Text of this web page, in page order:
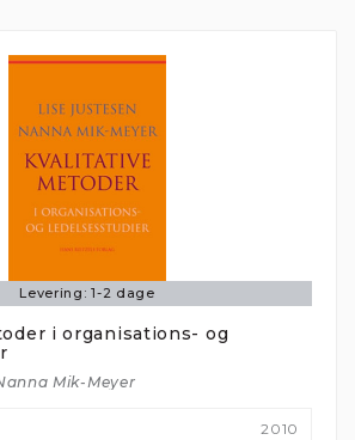
Vis detaljer
Levering: 1-2 dage
i organisations- og
Mik-Meyer
2010